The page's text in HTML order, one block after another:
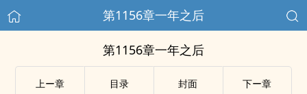
第1156章一年之后
第1156章一年之后
上ー章 目录 封面 下ー章